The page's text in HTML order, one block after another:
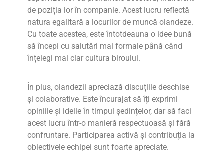
de poziția lor în companie. Acest lucru reflectă
natura egalitară a locurilor de muncă olandeze.
Cu toate acestea, este întotdeauna o idee bună
să începi cu salutări mai formale până când
înțelegi mai clar cultura biroului.
În plus, olandezii apreciază discuțiile deschise
și colaborative. Este încurajat să îți exprimi
opiniile și ideile în timpul ședințelor, dar să faci
acest lucru într-o manieră respectuoasă și fără
confruntare. Participarea activă și contribuția la
obiectivele echipei sunt foarte apreciate.